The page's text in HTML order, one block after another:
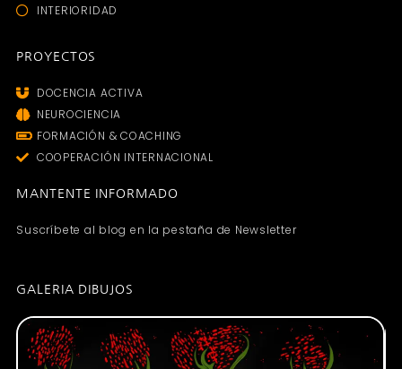
INTERIORIDAD
PROYECTOS
DOCENCIA ACTIVA
NEUROCIENCIA
FORMACIÓN & COACHING
COOPERACIÓN INTERNACIONAL
MANTENTE INFORMADO
Suscríbete al blog en la pestaña de Newsletter
GALERIA DIBUJOS